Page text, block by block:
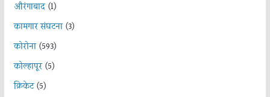
औरंगाबाद(1)
कामगार संघटना(3)
कोरोना(593)
कोल्हापूर(5)
क्रिकेट(5)